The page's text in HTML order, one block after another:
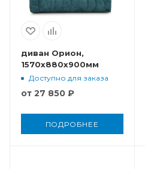
диван Орион,
1570x880x900мм
Доступно для заказа
от 27 850 ₽
ПОДРОБНЕЕ